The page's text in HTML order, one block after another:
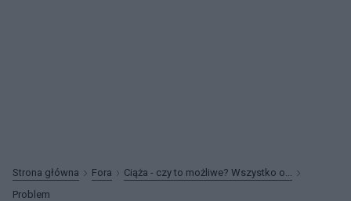
Strona główna Fora
Ciąża - czy to możliwe? Wszystko o...
Problem